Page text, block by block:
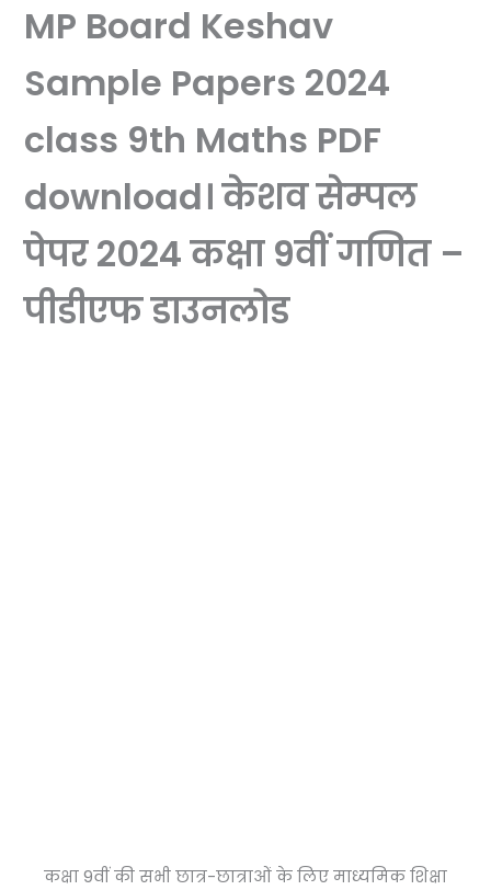
MP Board Keshav
Sample Papers 2024
class 9th Maths PDF
download। केशव सेम्पल
पेपर 2024 कक्षा 9वीं गणित –
पीडीएफ डाउनलोड
कक्षा 9वीं की सभी छात्र-छात्राओं के लिए माध्यमिक शिक्षा